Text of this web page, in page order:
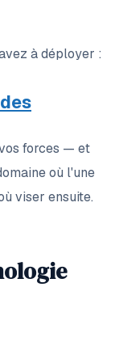
à déployer :
forces — et
où l'une
viser ensuite.